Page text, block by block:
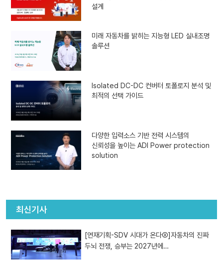
설계
미래 자동차를 밝히는 지능형 LED 실내조명
솔루션
Isolated DC-DC 컨버터 토폴로지 분석 및
최적의 선택 가이드
다양한 입력소스 기반 전력 시스템의
신뢰성을 높이는 ADI Power protection
solution
최신기사
[연재기획-SDV 시대가 온다③]자동차의 진짜
두뇌 전쟁, 승부는 2027년에…